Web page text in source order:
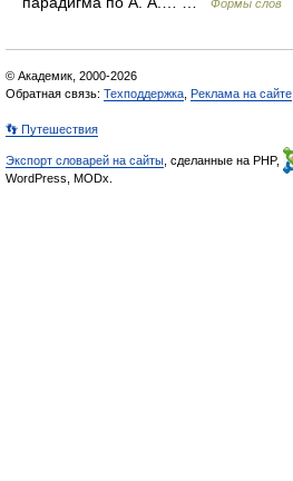
Формы слов
© Академик, 2000-2026
Обратная связь: Техподдержка Реклама на сайте
👣 Путешествия
Экспорт словарей на сайты , сделанные на PHP,
WordPress, MODx.